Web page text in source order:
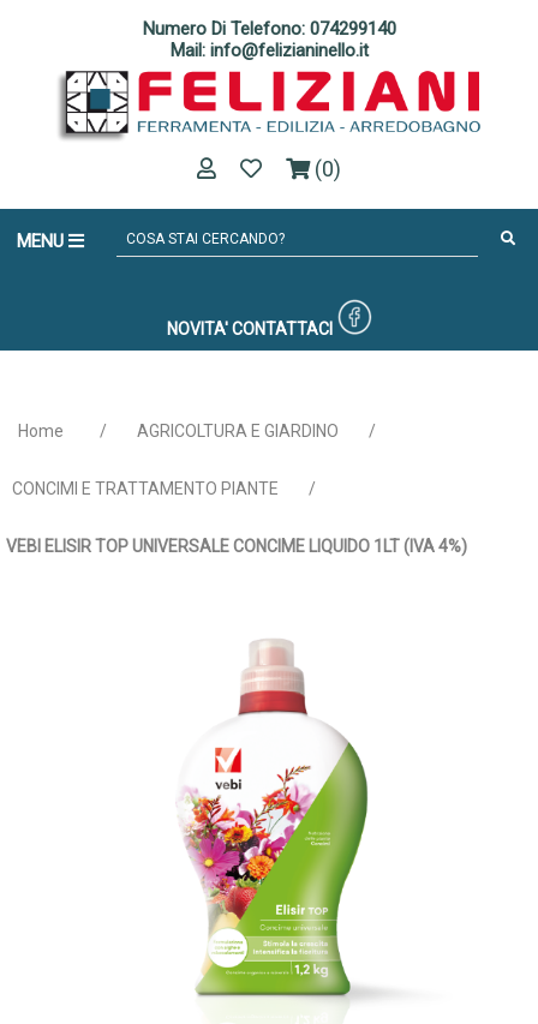
Numero Di Telefono: 074299140
Mail: info@felizianinello.it
(0)
MENU
NOVITA' CONTATTACI
Home / AGRICOLTURA E GIARDINO /
CONCIMI E TRATTAMENTO PIANTE /
VEBI ELISIR TOP UNIVERSALE CONCIME LIQUIDO 1LT (IVA 4%)